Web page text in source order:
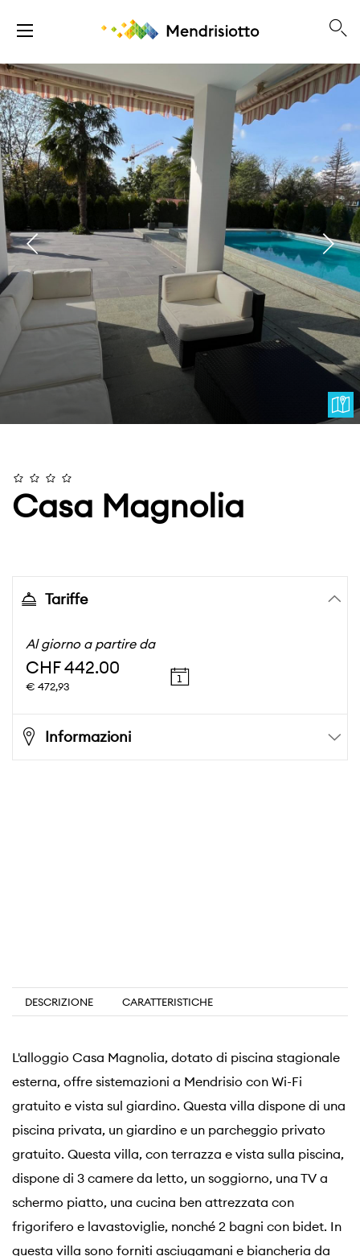
Casa Magnolia
Tariffe
Al giorno a partire da
CHF 442.00
€ 472,93
Informazioni
DESCRIZIONE CARATTERISTICHE
L'alloggio Casa Magnolia, dotato di piscina stagionale
esterna, offre sistemazioni a Mendrisio con Wi-Fi
gratuito e vista sul giardino. Questa villa dispone di una
piscina privata, un giardino e un parcheggio privato
gratuito. Questa villa, con terrazza e vista sulla piscina,
dispone di 3 camere da letto, un soggiorno, una TV a
schermo piatto, una cucina ben attrezzata con
frigorifero e lavastoviglie, nonché 2 bagni con bidet. In
questa villa sono forniti asciugamani e biancheria da